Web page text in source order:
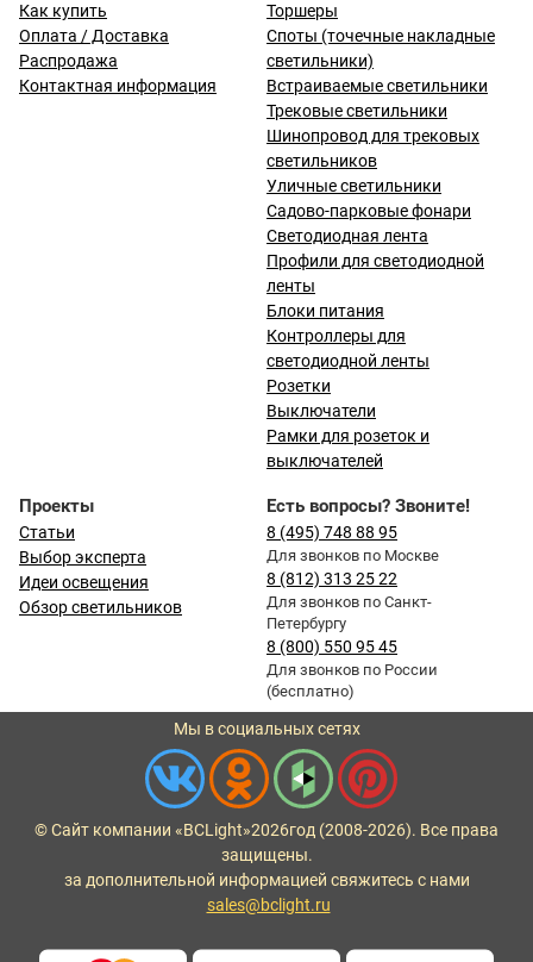
Как купить
Оплата / Доставка
Распродажа
Контактная информация
Торшеры
Споты (точечные накладные
светильники)
Встраиваемые светильники
Трековые светильники
Шинопровод для трековых
светильников
Уличные светильники
Садово-парковые фонари
Светодиодная лента
Профили для светодиодной
ленты
Блоки питания
Контроллеры для
светодиодной ленты
Розетки
Выключатели
Рамки для розеток и
выключателей
Проекты
Статьи
Выбор эксперта
Идеи освещения
Обзор светильников
Есть вопросы? Звоните!
8 (495) 748 88 95
Для звонков по Москве
8 (812) 313 25 22
Для звонков по Санкт-
Петербургу
8 (800) 550 95 45
Для звонков по России
(бесплатно)
Мы в социальных сетях
© Сайт компании «BCLight»2026год (2008-2026). Все права
защищены.
за дополнительной информацией свяжитесь с нами
sales@bclight.ru